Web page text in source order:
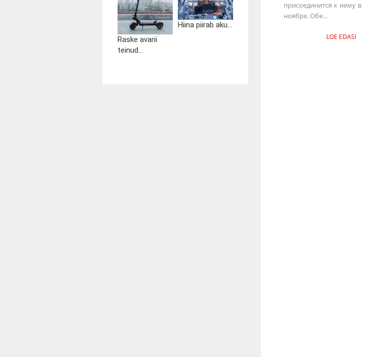
Raske avarii
teinud...
Hiina piirab aku...
присоединится к нему в
ноябре. Обе...
LOE EDASI